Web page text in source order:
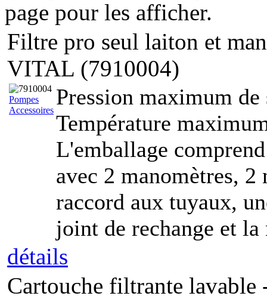
page pour les afficher.
Filtre pro seul laiton et
VITAL (7910004)
Pompes
Accessoires
Pression maximum
Température
L'emballage
avec 2 manomètres,
raccord aux tuyaux,
joint de rechange et
détails
Cartouche filtrante lavable